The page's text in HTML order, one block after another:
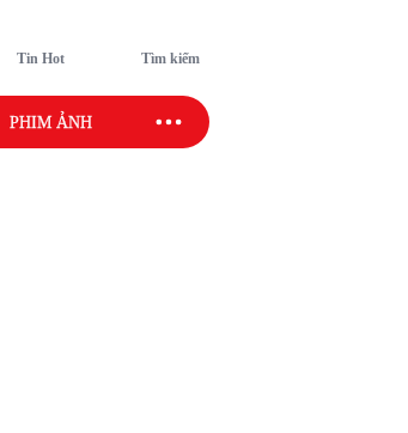
Tin Hot Tìm kiếm
PHIM ẢNH SAO SPORT